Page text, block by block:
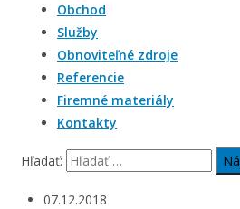
Obchod
Služby
Obnoviteľné zdroje
Referencie
Firemné materiály
Kontakty
Hľadať:
07.12.2018